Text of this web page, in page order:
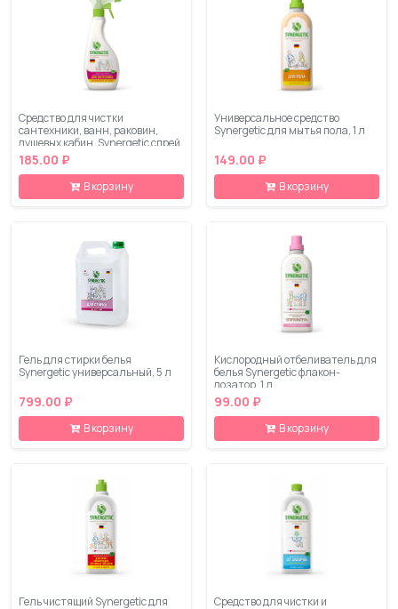
Средство для чистки
сантехники, ванн, раковин,
душевых кабин, Synergetic спрей,
500 мл
185.00 ₽
В корзину
Универсальное средство
Synergetic для мытья пола, 1 л
149.00 ₽
В корзину
Гель для стирки белья
Synergetic универсальный, 5 л
799.00 ₽
В корзину
Кислородный отбеливатель для
белья Synergetic флакон-
дозатор, 1 л
99.00 ₽
В корзину
Гель чистящий Synergetic для
Средство для чистки и